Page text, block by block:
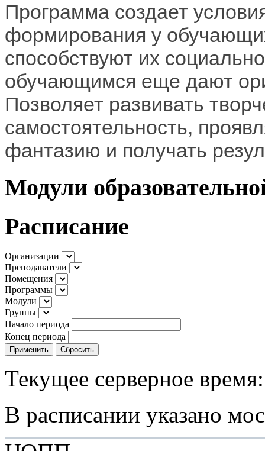
Программа создает
формирования у
способствуют их
обучающимся еще дают
Позволяет развивать
самостоятельность,
фантазию и получать
Модули
Расписание
Организации
Преподаватели
Помещения
Программы
Модули
Группы
Начало периода
Конец периода
Применить Сбросить
Текущее серверное
В расписании указано